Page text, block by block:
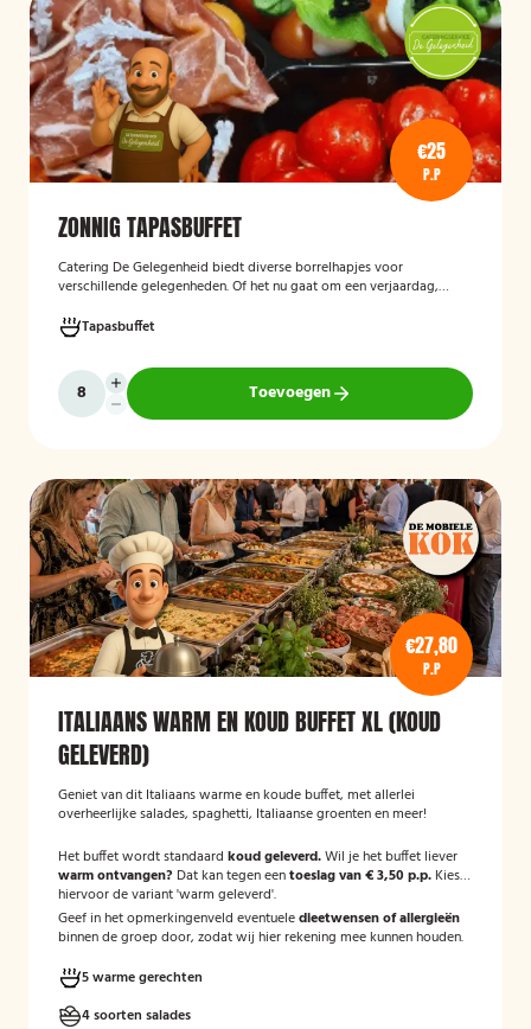
€25
P.P
ZONNIG TAPASBUFFET
Catering De Gelegenheid biedt diverse borrelhapjes voor
verschillende gelegenheden. Of het nu gaat om een verjaardag,
Hieronder ziet u een selectie uit ons aanbod. Het zonnig tapasbuffet
is te bestellen vanaf 10 personen..
Tapasbuffet
Toevoegen
€27,80
P.P
ITALIAANS WARM EN KOUD BUFFET XL (KOUD
GELEVERD)
Geniet van dit Italiaans warme en koude buffet, met allerlei
overheerlijke salades, spaghetti, Italiaanse groenten en meer!
Het buffet wordt standaard koud geleverd.Wil je het buffet liever
warm ontvangen? Dat kan tegen eentoeslag van € 3,50 p.p. Kies
hiervoor de variant 'warm geleverd'.
Geef in het opmerkingenveld eventueledieetwensen of allergieën
binnen de groep door, zodat wij hier rekening mee kunnen houden.
5 warme gerechten
4 soorten salades